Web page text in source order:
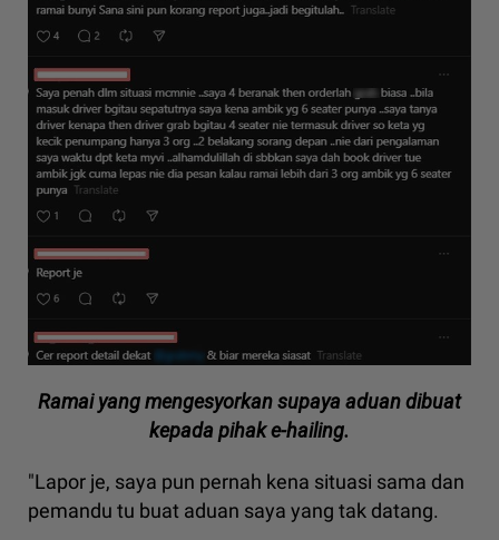
Ramai yang mengesyorkan supaya aduan dibuat
kepada pihak e-hailing.
"Lapor je, saya pun pernah kena situasi sama dan
pemandu tu buat aduan saya yang tak datang.